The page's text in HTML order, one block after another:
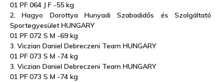
01 PF 064 J F -55 kg
2. Hagyo Dorottya Hunyadi Szabadidős és Szolgáltató
Sportegyesület HUNGARY
01 PF 072 S M -69 kg
3. Viczian Daniel Debreczeni Team HUNGARY
01 PF 073 S M -74 kg
3. Viczian Daniel Debreczeni Team HUNGARY
01 PF 073 S M -74 kg